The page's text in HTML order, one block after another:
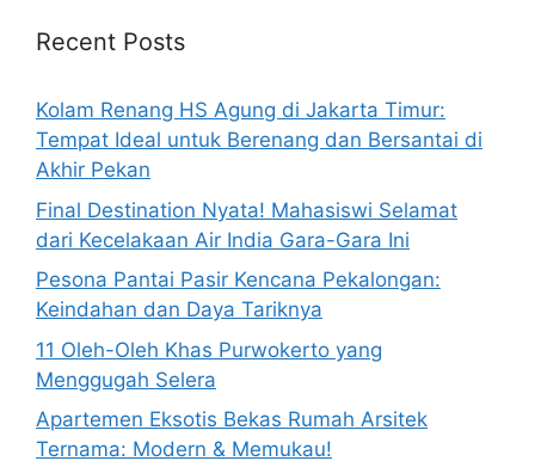
Recent Posts
Kolam Renang HS Agung di Jakarta Timur:
Tempat Ideal untuk Berenang dan Bersantai di
Akhir Pekan
Final Destination Nyata! Mahasiswi Selamat
dari Kecelakaan Air India Gara-Gara Ini
Pesona Pantai Pasir Kencana Pekalongan:
Keindahan dan Daya Tariknya
11 Oleh-Oleh Khas Purwokerto yang
Menggugah Selera
Apartemen Eksotis Bekas Rumah Arsitek
Ternama: Modern & Memukau!